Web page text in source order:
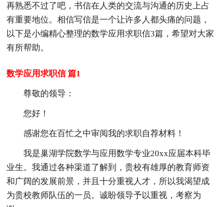
再熟悉不过了吧，书信在人类的交流与沟通的历史上占
有重要地位。相信写信是一个让许多人都头痛的问题，
以下是小编精心整理的数学应用求职信3篇，希望对大家
有所帮助。
数学应用求职信 篇1
尊敬的领导：
您好！
感谢您在百忙之中审阅我的求职自荐材料！
我是巢湖学院数学与应用数学专业20xx应届本科毕
业生。我通过各种渠道了解到，贵校有雄厚的教育师资
和广阔的发展前景，并且十分重视人才，所以我渴望成
为贵校教师队伍的一员。诚盼领导予以重视，考察为